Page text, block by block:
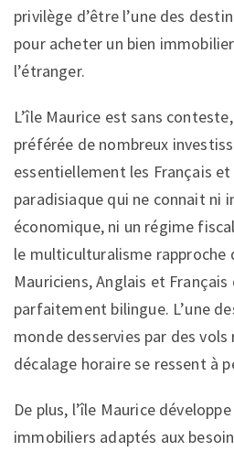
privilège d’être l’une des
pour acheter un bien
l’étranger.
L’île Maurice est sans
préférée de nombreux
essentiellement les Français et
paradisiaque qui ne connait ni
économique, ni un régime
le multiculturalisme rapproche
Mauriciens, Anglais et
parfaitement bilingue. L’une
monde desservies par des
décalage horaire se ressent à
De plus, l’île Maurice
immobiliers adaptés aux